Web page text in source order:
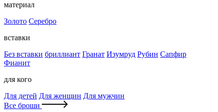
материал
Золото Серебро
вставки
Без вставки бриллиант Гранат Изумруд Рубин Сапфир
Фианит
для кого
Для детей Для женщин Для мужчин
Все броши